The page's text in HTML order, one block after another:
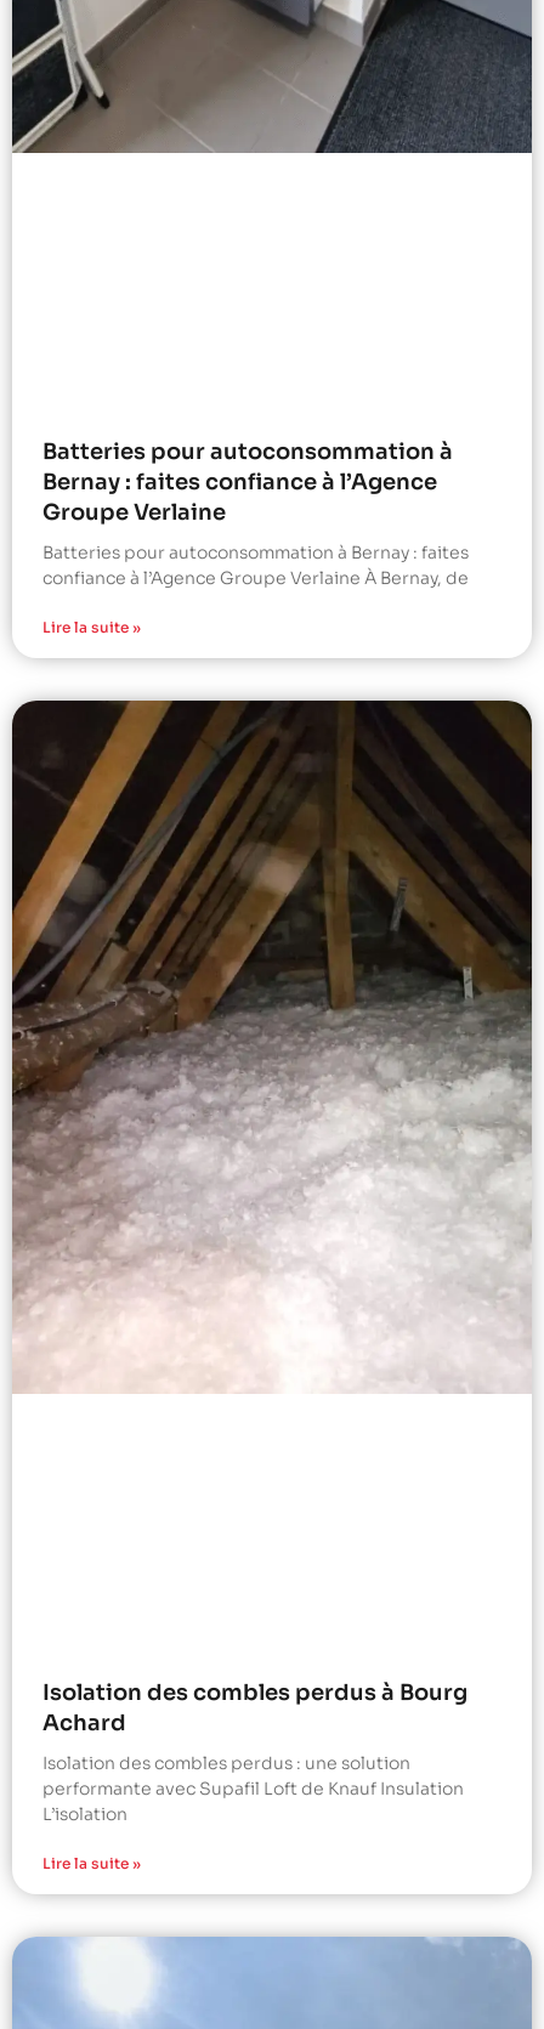
Batteries pour autoconsommation à
Bernay : faites confiance à l’Agence
Groupe Verlaine
Batteries pour autoconsommation à Bernay : faites
confiance à l’Agence Groupe Verlaine À Bernay, de
Lire la suite »
Isolation des combles perdus à Bourg
Achard
Isolation des combles perdus : une solution
performante avec Supafil Loft de Knauf Insulation
L’isolation
Lire la suite »